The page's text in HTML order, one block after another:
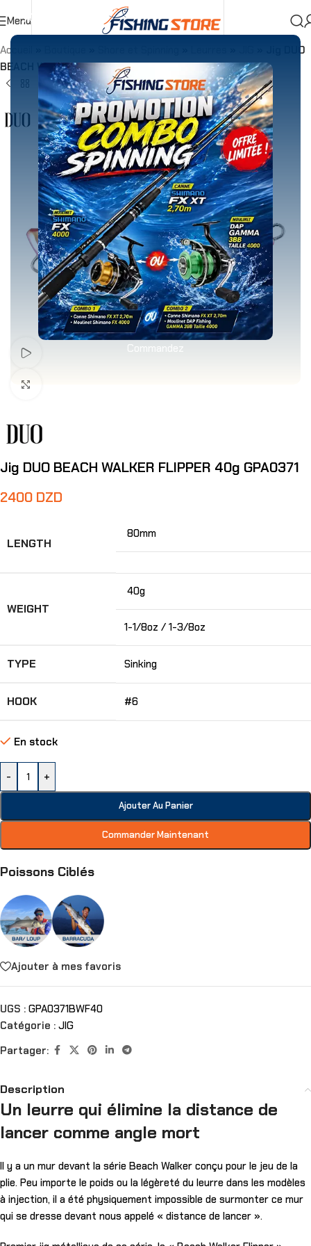
Commandez
Menu
Accueil
Jig DUO
BEACH WALKER FLIPPER 40g GPA0371
Jig DUO BEACH WALKER FLIPPER 40g GPA0371
2400 DZD
LENGTH
80mm
WEIGHT
40g
1-1/8oz / 1-3/8oz
TYPE Sinking
HOOK #6
En stock
- +
Ajouter Au Panier
Commander Maintenant
Poissons Ciblés
Ajouter à mes favoris
UGS : GPA0371BWF40
Catégorie : JIG
Partager:
Description
Un leurre qui élimine la distance de
lancer comme angle mort
Il y a un mur devant la série Beach Walker conçu pour le jeu de la
plie. Peu importe le poids ou la légèreté du leurre dans les modèles
à injection, il a été physiquement impossible de surmonter ce mur
qui se dresse devant nous appelé « distance de lancer ».